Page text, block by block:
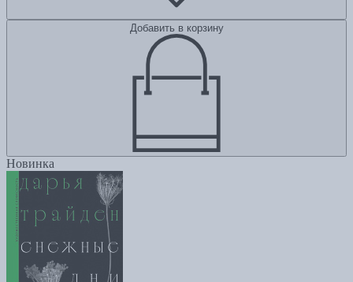
Добавить в корзину
Новинка